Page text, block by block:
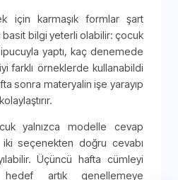
için karmaşık formlar şart
basit bilgi yeterli olabilir: çocuk
yaptı, kaç denemede
farklı örneklerde kullanabildi
sonra materyalin işe yarayıp
yalnızca modelle cevap
seçenekten doğru cevabı
Üçüncü hafta cümleyi
artık genellemeye